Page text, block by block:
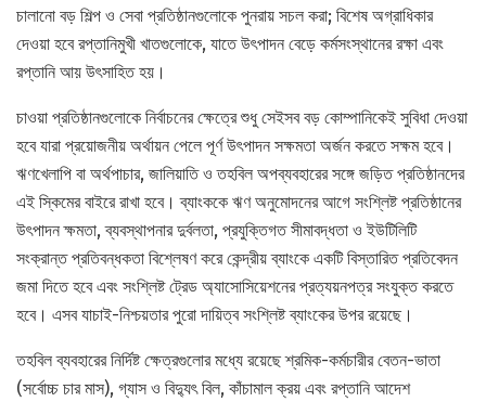
চালানো বড় শিল্প ও সেবা প্রতিষ্ঠানগুলোকে পুনরায় সচল করা; বিশেষ অগ্রাধিকার
দেওয়া হবে রপ্তানিমুখী খাতগুলোকে, যাতে উৎপাদন বেড়ে কর্মসংস্থানের রক্ষা এবং
রপ্তানি আয় উৎসাহিত হয়।
চাওয়া প্রতিষ্ঠানগুলোকে নির্বাচনের ক্ষেত্রে শুধু সেইসব বড় কোম্পানিকেই সুবিধা দেওয়া
হবে যারা প্রয়োজনীয় অর্থায়ন পেলে পূর্ণ উৎপাদন সক্ষমতা অর্জন করতে সক্ষম হবে।
ঋণখেলাপি বা অর্থপাচার, জালিয়াতি ও তহবিল অপব্যবহারের সঙ্গে জড়িত প্রতিষ্ঠানদের
এই স্কিমের বাইরে রাখা হবে। ব্যাংককে ঋণ অনুমোদনের আগে সংশ্লিষ্ট প্রতিষ্ঠানের
উৎপাদন ক্ষমতা, ব্যবস্থাপনার দুর্বলতা, প্রযুক্তিগত সীমাবদ্ধতা ও ইউটিলিটি
সংক্রান্ত প্রতিবন্ধকতা বিশ্লেষণ করে কেন্দ্রীয় ব্যাংকে একটি বিস্তারিত প্রতিবেদন
জমা দিতে হবে এবং সংশ্লিষ্ট ট্রেড অ্যাসোসিয়েশনের প্রত্যয়নপত্র সংযুক্ত করতে
হবে। এসব যাচাই-নিশ্চয়তার পুরো দায়িত্ব সংশ্লিষ্ট ব্যাংকের উপর রয়েছে।
তহবিল ব্যবহারের নির্দিষ্ট ক্ষেত্রগুলোর মধ্যে রয়েছে শ্রমিক-কর্মচারীর বেতন-ভাতা
(সর্বোচ্চ চার মাস), গ্যাস ও বিদ্যুৎ বিল, কাঁচামাল ক্রয় এবং রপ্তানি আদেশ